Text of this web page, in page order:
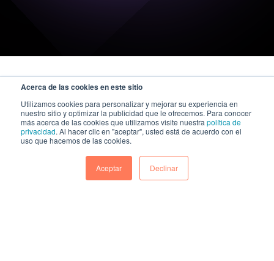
Acerca de las cookies en este sitio
Utilizamos cookies para personalizar y mejorar su experiencia en
nuestro sitio y optimizar la publicidad que le ofrecemos. Para conocer
más acerca de las cookies que utilizamos visite nuestra política de
privacidad. Al hacer clic en "aceptar", usted está de acuerdo con el
uso que hacemos de las cookies.
Aceptar Declinar